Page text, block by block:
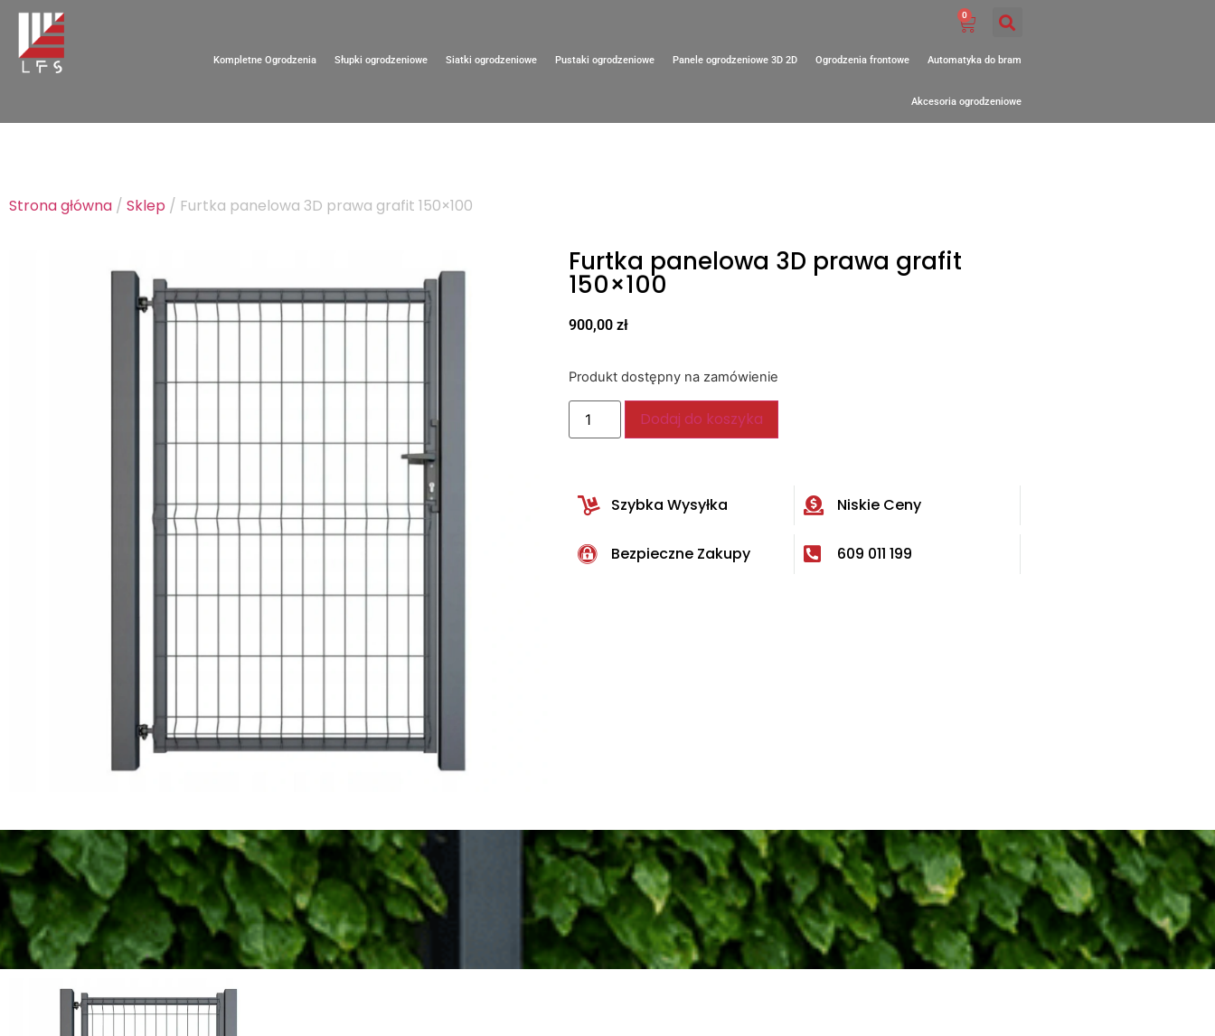
0
Kompletne Ogrodzenia Słupki ogrodzeniowe Siatki ogrodzeniowe Pustaki ogrodzeniowe Panele ogrodzeniowe 3D 2D Ogrodzenia frontowe Automatyka do bram
Akcesoria ogrodzeniowe
Strona główna / Sklep / Furtka panelowa 3D prawa grafit 150×100
Furtka panelowa 3D prawa grafit
150×100
900,00zł
Produkt dostępny na zamówienie
Dodaj do koszyka
Szybka Wysyłka Niskie Ceny
Bezpieczne Zakupy 609 011 199